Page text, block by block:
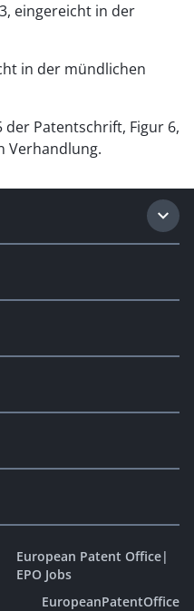
eingereicht in der
in der mündlichen
der Patentschrift, Figur 6,
Verhandlung.
European Patent Office|
EPO Jobs
EuropeanPatentOffice